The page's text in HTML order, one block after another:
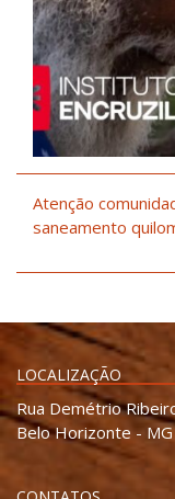
Atenção
saneamento
LOCALIZAÇÃO
Rua Demétrio
Belo Horizonte -